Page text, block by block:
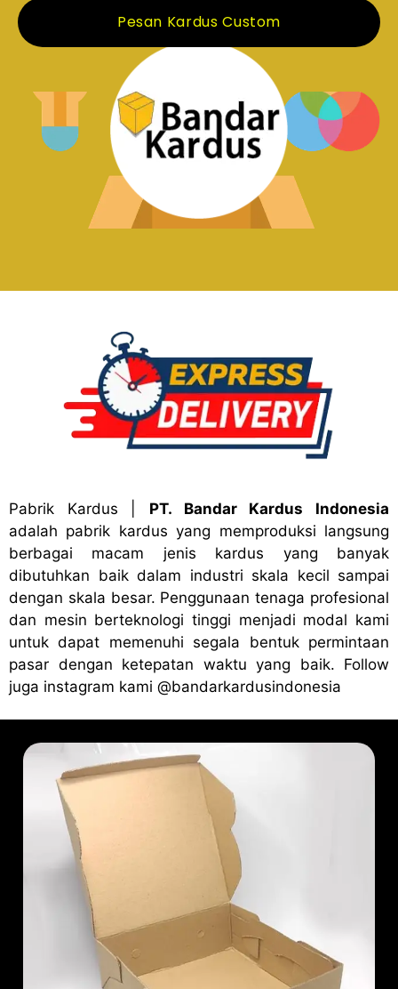
Pesan Kardus Custom
Pabrik Kardus
PT. Bandar Kardus Indonesia
adalah pabrik kardus yang memproduksi langsung
berbagai macam jenis kardus yang banyak
dibutuhkan baik dalam industri skala kecil sampai
dengan skala besar. Penggunaan tenaga profesional
dan mesin berteknologi tinggi menjadi modal kami
untuk dapat memenuhi segala bentuk permintaan
pasar dengan ketepatan waktu yang baik. Follow
juga instagram kami @bandarkardusindonesia